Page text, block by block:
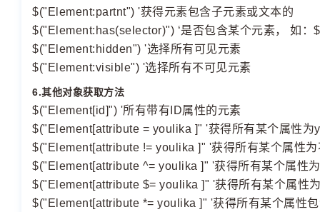
$("Element:partnt") '获得元素包含子元素或文本的
$("Element:has(selector)") ‘是否包含某个元素， 如
$("Element:hidden") '选择所有可见元素
$("Element:visible") '选择所有不可见元素
6.其他对象获取方法
$("Element[id]") '所有带有ID属性的元素
$("Element[attribute = youlika ]" '获得所有某个属性为
$("Element[attribute != youlika ]" '获得所有某个属性
$("Element[attribute ^= youlika ]" '获得所有某个属性
$("Element[attribute $= youlika ]" '获得所有某个属性
$("Element[attribute *= youlika ]" '获得所有某个属性